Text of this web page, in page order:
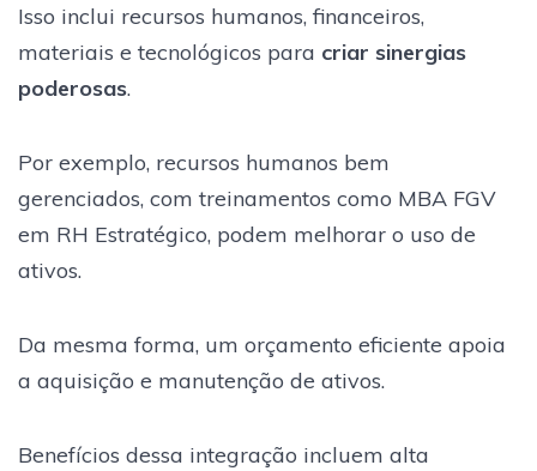
Isso inclui recursos humanos, financeiros,
materiais e tecnológicos para criar sinergias
poderosas.
Por exemplo, recursos humanos bem
gerenciados, com treinamentos como MBA FGV
em RH Estratégico, podem melhorar o uso de
ativos.
Da mesma forma, um orçamento eficiente apoia
a aquisição e manutenção de ativos.
Benefícios dessa integração incluem alta